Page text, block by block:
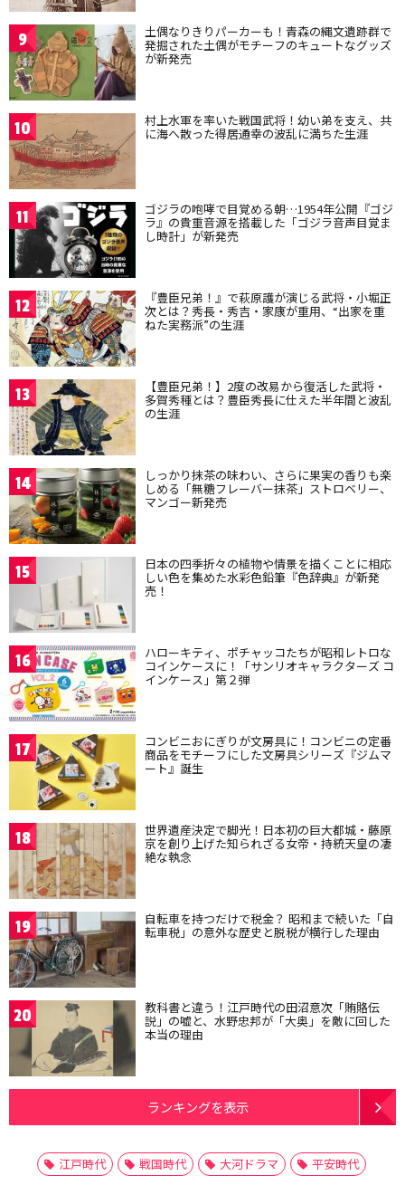
9 土偶なりきりパーカーも！青森の縄文遺跡群で
発掘された土偶がモチーフのキュートなグッズ
が新発売
10 村上水軍を率いた戦国武将！幼い弟を支え、共
に海へ散った得居通幸の波乱に満ちた生涯
11 ゴジラの咆哮で目覚める朝…1954年公開『ゴジ
ラ』の貴重音源を搭載した「ゴジラ音声目覚ま
し時計」が新発売
12 『豊臣兄弟！』で萩原護が演じる武将・小堀正
次とは？秀長・秀吉・家康が重用、“出家を重
ねた実務派”の生涯
13 【豊臣兄弟！】2度の改易から復活した武将・
多賀秀種とは？豊臣秀長に仕えた半年間と波乱
の生涯
14 しっかり抹茶の味わい、さらに果実の香りも楽
しめる「無糖フレーバー抹茶」ストロベリー、
マンゴー新発売
15 日本の四季折々の植物や情景を描くことに相応
しい色を集めた水彩色鉛筆『色辞典』が新発
売！
16 ハローキティ、ポチャッコたちが昭和レトロな
コインケースに！「サンリオキャラクターズ コ
インケース」第２弾
17 コンビニおにぎりが文房具に！コンビニの定番
商品をモチーフにした文房具シリーズ『ジムマ
ート』誕生
18 世界遺産決定で脚光！日本初の巨大都城・藤原
京を創り上げた知られざる女帝・持統天皇の凄
絶な執念
19 自転車を持つだけで税金？ 昭和まで続いた「自
転車税」の意外な歴史と脱税が横行した理由
20 教科書と違う！江戸時代の田沼意次「賄賂伝
説」の嘘と、水野忠邦が「大奥」を敵に回した
本当の理由
ランキングを表示
江戸時代 戦国時代 大河ドラマ
平安時代